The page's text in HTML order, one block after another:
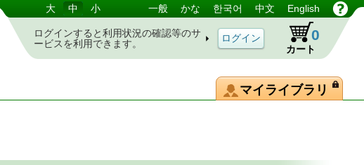
大 中 小 一般 かな 한국어 中文 English
ログインすると利用状況の確認等のサ
ービスを利用できます。
カート
0
マイライブラリ